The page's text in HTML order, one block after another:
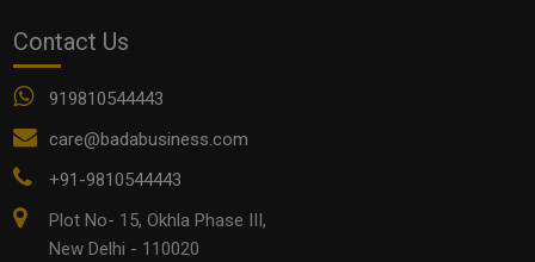
Contact Us
919810544443
care@badabusiness.com
+91-9810544443
Plot No- 15, Okhla Phase III,
New Delhi - 110020